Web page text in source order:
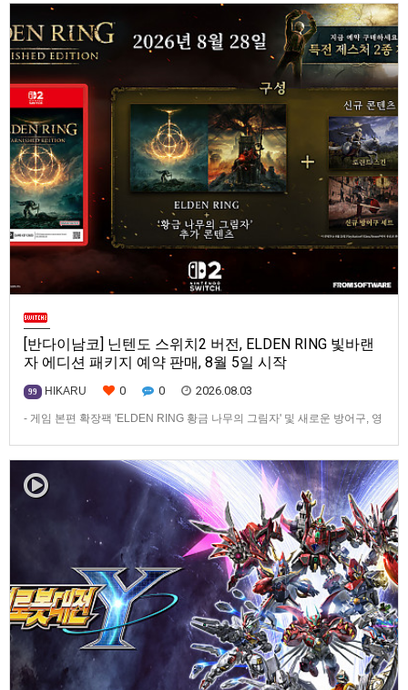
[반다이남코] 닌텐도 스위치2 버전, ELDEN RING 빛바랜
자 에디션 패키지 예약 판매, 8월 5일 시작
99 HIKARU 0 0 2026.08.03
- 게임 본편 확장팩 'ELDEN RING 황금 나무의 그림자' 및 새로운 방어구, 영
문 판매를 8월 5일(수)부터 시작한다고 발표했다.‘ELDEN RING 빛바랜 자
에디션’에는 ‘ELDEN R…